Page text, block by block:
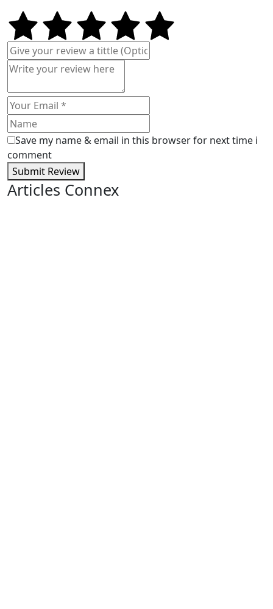
Save my name & email in this browser for next time i
comment
Submit Review
Articles Connex